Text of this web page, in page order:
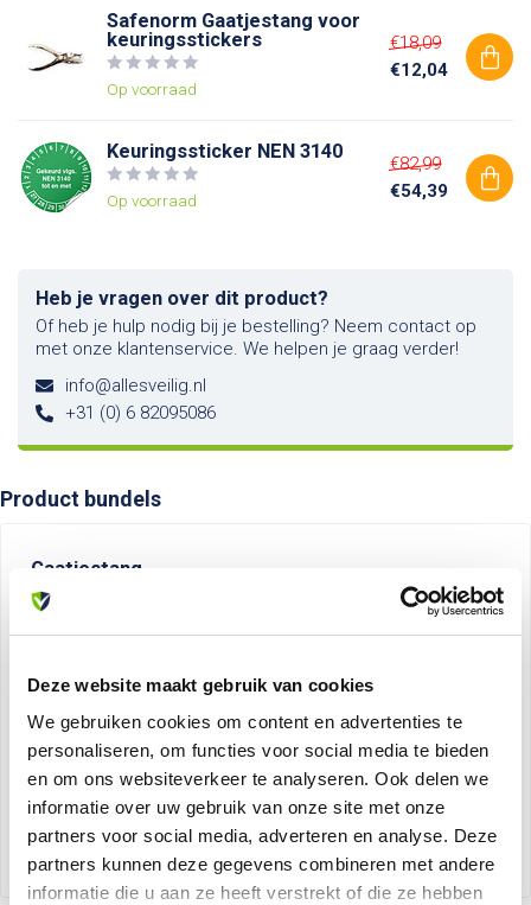
Deze website maakt gebruik van cookies
We gebruiken cookies om content en advertenties te
personaliseren, om functies voor social media te bieden
en om ons websiteverkeer te analyseren. Ook delen we
informatie over uw gebruik van onze site met onze
partners voor social media, adverteren en analyse. Deze
partners kunnen deze gegevens combineren met andere
informatie die u aan ze heeft verstrekt of die ze hebben
Safenorm Gaatjestang voor
keuringsstickers
Op voorraad
€18,09
€12,04
Keuringssticker NEN 3140
Op voorraad
€82,99
€54,39
Heb je vragen over dit product?
Of heb je hulp nodig bij je bestelling? Neem contact op
met onze klantenservice. We helpen je graag verder!
info@allesveilig.nl
+31 (0) 6 82095086
Product bundels
Gaatjestang
Keuringssticker Goedgekeurd tot -4%
€94,93
€91,32